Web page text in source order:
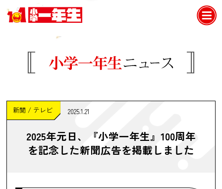
新聞 / テレビ 2025.1.21
2025年元日、『小学一年生』100周年
を記念した新聞広告を掲載しました